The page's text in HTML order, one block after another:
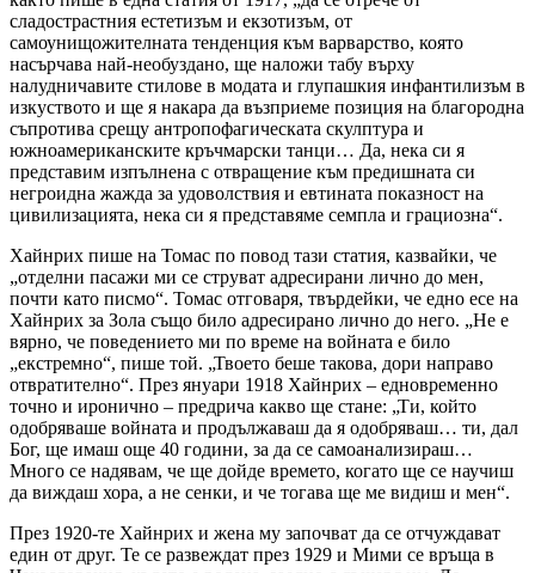
сладострастния естетизъм и екзотизъм, от
самоунищожителната тенденция към варварство, която
насърчава най-необуздано, ще наложи табу върху
налудничавите стилове в модата и глупашкия инфантилизъм в
изкуството и ще я накара да възприеме позиция на благородна
съпротива срещу антропофагическата скулптура и
южноамериканските кръчмарски танци… Да, нека си я
представим изпълнена с отвращение към предишната си
негроидна жажда за удоволствия и евтината показност на
цивилизацията, нека си я представяме семпла и грациозна“.
Хайнрих пише на Томас по повод тази статия, казвайки, че
„отделни пасажи ми се струват адресирани лично до мен,
почти като писмо“. Томас отговаря, твърдейки, че едно есе на
Хайнрих за Зола също било адресирано лично до него. „Не е
вярно, че поведението ми по време на войната е било
„екстремно“, пише той. „Твоето беше такова, дори направо
отвратително“. През януари 1918 Хайнрих – едновременно
точно и иронично – предрича какво ще стане: „Ти, който
одобряваше войната и продължаваш да я одобряваш… ти, дал
Бог, ще имаш още 40 години, за да се самоанализираш…
Много се надявам, че ще дойде времето, когато ще се научиш
да виждаш хора, а не сенки, и че тогава ще ме видиш и мен“.
През 1920-те Хайнрих и жена му започват да се отчуждават
един от друг. Те се развеждат през 1929 и Мими се връща в